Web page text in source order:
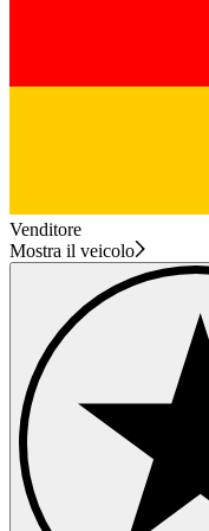
Venditore
Mostra il veicolo